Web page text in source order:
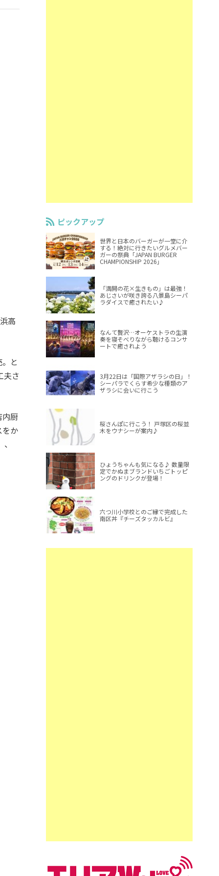
高
と
夫さ
厨
をか
ピックアップ
世界と日本のバーガーが一堂に介
する！絶対に行きたいグルメバー
ガーの祭典「JAPAN BURGER
CHAMPIONSHIP 2026」
「満開の花×生きもの」は最強！
あじさいが咲き誇る八景島シーパ
ラダイスで癒されたい♪
なんて贅沢…オーケストラの生演
奏を寝そべりながら聴けるコンサ
ートで癒されよう
3月22日は「国際アザラシの日」！
シーパラでくらす希少な種類のア
ザラシに会いに行こう
桜さんぽに行こう！ 戸塚区の桜並
木をウナシーが案内♪
ひょうちゃんも気になる♪ 数量限
定でかぬまブランドいちごトッピ
ングのドリンクが登場！
六つ川小学校とのご縁で完成した
南区丼『チーズタッカルビ』